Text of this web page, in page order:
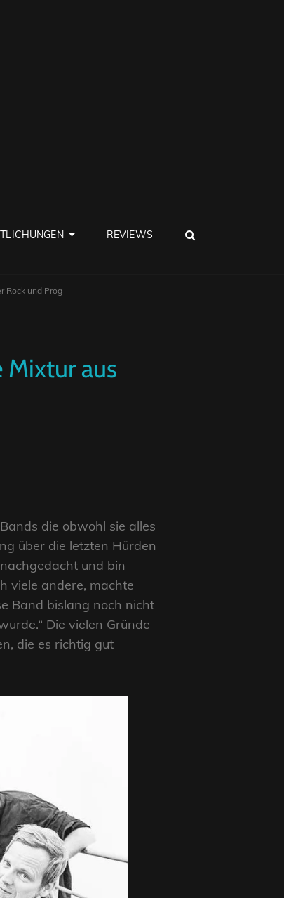
REVIEWS
Rock und Prog
aus
die obwohl sie alles
über die letzten Hürden
und bin
viele andere, machte
Band bislang noch nicht
Die vielen Gründe
die es richtig gut